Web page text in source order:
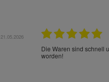
21.05.2026
Die Waren sind schnell
worden!